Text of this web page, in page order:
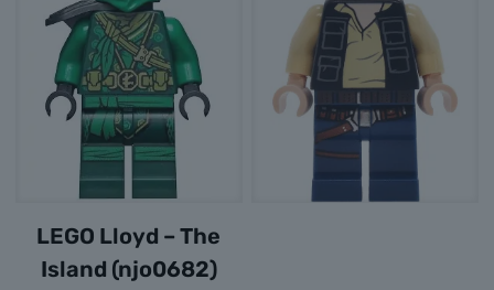
LEGO Lloyd – The
Island (njo0682)